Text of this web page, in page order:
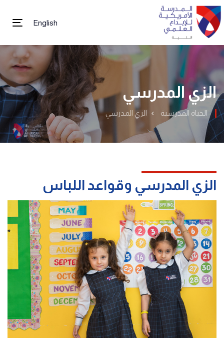
English
الزي المدرسي
الحياة المدرسية الزي المدرسي
الزي المدرسي وقواعد اللباس